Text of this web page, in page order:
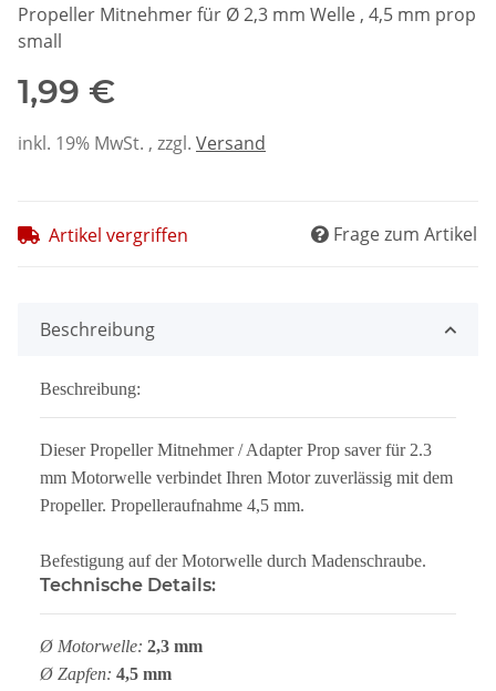
Propeller Mitnehmer für Ø 2,3 mm Welle , 4,5 mm prop
small
1,99 €
inkl. 19% MwSt. , zzgl. Versand
Artikel vergriffen Frage zum Artikel
Beschreibung
Beschreibung:
Dieser Propeller Mitnehmer / Adapter Prop saver für 2.3
mm Motorwelle verbindet Ihren Motor zuverlässig mit dem
Propeller. Propelleraufnahme 4,5 mm.
Befestigung auf der Motorwelle durch Madenschraube.
Technische Details:
Ø Motorwelle: 2,3 mm
Ø Zapfen: 4,5 mm